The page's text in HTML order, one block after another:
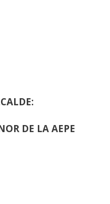
DE LA AEPE